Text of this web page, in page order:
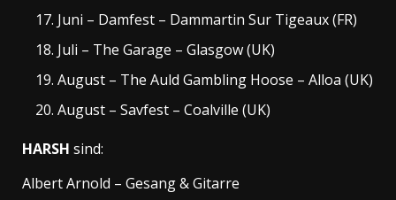
Juni – Damfest – Dammartin Sur Tigeaux (FR)
Juli – The Garage – Glasgow (UK)
August – The Auld Gambling Hoose – Alloa (UK)
August – Savfest – Coalville (UK)
HARSH sind:
Albert Arnold – Gesang & Gitarre